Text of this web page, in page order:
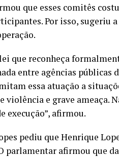
que esses comitês
Por isso, sugeriu
que reconheça
entre agências públicas
essa atuação a
violência e grave ameaça.
execução”, afirmou.
pediu que Henrique
parlamentar afirmou que